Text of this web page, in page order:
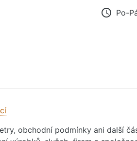
access_time Po-
obchodní podmínky ani další